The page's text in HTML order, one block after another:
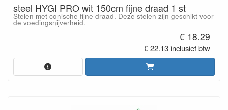
steel HYGI PRO wit 150cm fijne draad 1 st
Stelen met conische fijne draad. Deze stelen zijn geschikt voor
de voedingsnijverheid.
€ 18.29
€ 22.13 inclusief btw